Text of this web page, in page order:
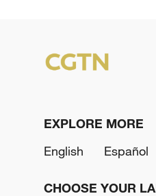
EXPLORE MORE
English
Español
CHOOSE YOUR